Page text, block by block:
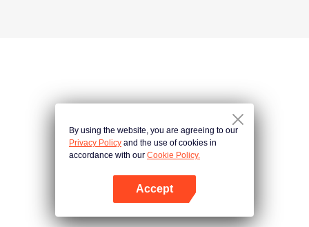
By using the website, you are agreeing to our
Privacy Policy and the use of cookies in
accordance with our Cookie Policy.
Accept